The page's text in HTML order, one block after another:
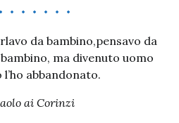
da bambino,pensavo da
ma divenuto uomo
abbandonato.
ai Corinzi